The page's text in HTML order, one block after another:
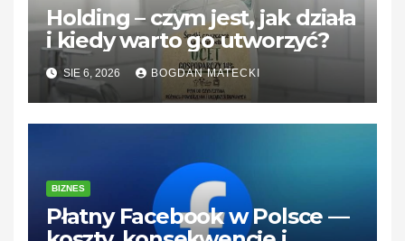
Holding – czym jest, jak działa
i kiedy warto go utworzyć?
SIE 6, 2026 BOGDAN MATECKI
BIZNES
Płatny Facebook w Polsce —